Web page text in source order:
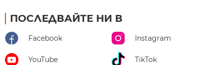
ПОСЛЕДВАЙТЕ НИ В
Facebook Instagram
YouTube TikTok